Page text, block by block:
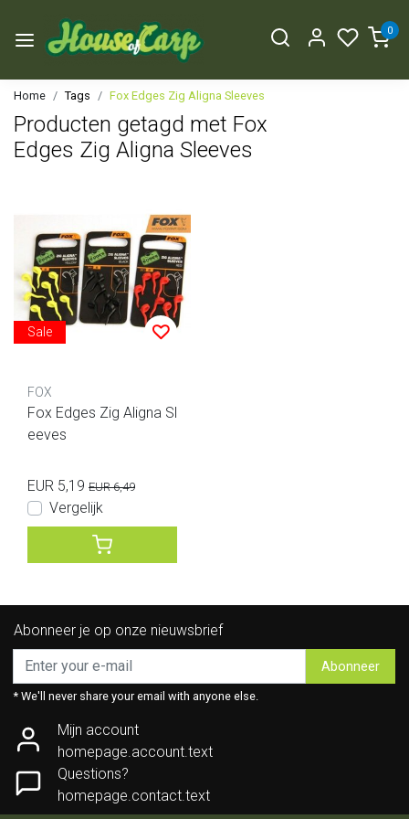
0
Home Tags Fox Edges Zig Aligna Sleeves
Producten getagd met Fox
Edges Zig Aligna Sleeves
Sale
FOX
Fox Edges Zig Aligna Sl
eeves
EUR 5,19 EUR 6,49
Vergelijk
Abonneer je op onze nieuwsbrief
Abonneer
* We'll never share your email with anyone else.
Mijn account
homepage.account.text
Questions?
homepage.contact.text